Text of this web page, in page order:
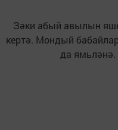
Зәки абый авылын
кертә. Мондый
да